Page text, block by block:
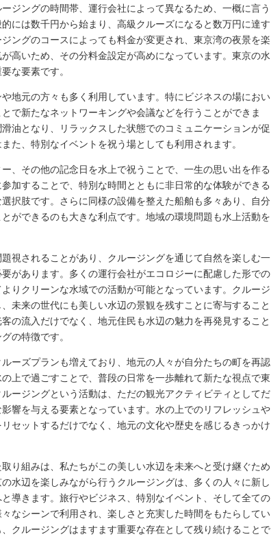
ジングの時間帯、運行会社によって異なるため、一概に言う
には数千円から始まり、高級クルーズになると数万円に達す
ングのコースによっても料金が変更され、東京湾の夜景を楽
高いため、その分料金設定が高めになっています。東京の水
な要素です。
地元の方々も多く利用しています。特にビジネスの場におい
で新たなネットワーキングや会議などを行うことができま
油となり、リラックスした状態でのコミュニケーションが促
た、特別なイベントを祝う場としても利用されます。
、その他の記念日を水上で祝うことで、一生の思い出を作る
加することで、特別な時間とともに非日常的な体験ができる
択肢です。さらに同様の設備を整えた船舶も多々あり、自分
ができるのも大きな利点です。地域の環境問題も水上活動を
視されることがあり、クルージングを通じて自然を楽しむ一
があります。多くの運行会社がエコロジーに配慮した形での
りクリーンな水域での活動が可能となっています。クルージ
未来の世代にも美しい水辺の景観を残すことに寄与すること
の流入だけでなく、地元住民も水辺の魅力を再発見すること
の特徴です。
ーズプランも増えており、地元の人々が自分たちの町を再認
上で過ごすことで、普段の日常を一歩離れて新たな視点で東
ージングという活動は、ただの観光アクティビティとしてだ
響を与える要素となっています。水の上でのリフレッシュや
セットするだけでなく、地元の文化や歴史を感じるきっかけ
り組みは、私たちがこの美しい水辺を未来へと受け継ぐため
水辺を楽しみながら行うクルージングは、多くの人々に新し
導きます。旅行やビジネス、特別なイベント、そして全ての
なシーンで利用され、楽しさと充実した時間をもたらしてい
クルージングはますます重要な存在として残り続けることで